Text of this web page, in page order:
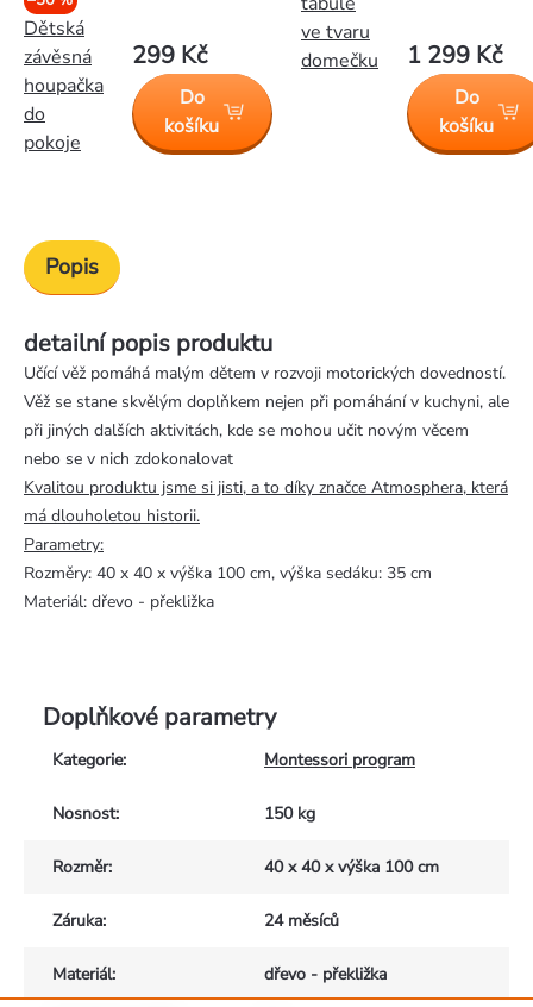
Dětská
závěsná
houpačka
do
pokoje
299 Kč
Do
košíku
ve tvaru
domečku
1 299 Kč
Do
košíku
Popis
detailní popis produktu
Učící věž pomáhá malým dětem v rozvoji motorických dovedností.
Věž se stane skvělým doplňkem nejen při pomáhání v kuchyni, ale
při jiných dalších aktivitách, kde se mohou učit novým věcem
nebo se v nich zdokonalovat
Kvalitou produktu jsme si jisti, a to díky značce Atmosphera, která
má dlouholetou historii.
Parametry:
Rozměry: 40 x 40 x výška 100 cm, výška sedáku: 35 cm
Materiál: dřevo - překližka
Doplňkové parametry
Kategorie: Montessori program
Nosnost: 150 kg
Rozměr: 40 x 40 x výška 100 cm
Záruka: 24 měsíců
Materiál: dřevo - překližka